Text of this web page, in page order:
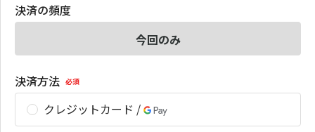
決済の頻度
今回のみ
決済方法 必須
クレジットカード /